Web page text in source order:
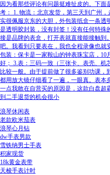
因为看那些评论有问题挺难扯皮的。下
考： 1. 物流：北京发货，第三天到广州
实很佩服京东的大胆，外包装纸盒一条
是透明胶封装，没有封签！没有任何特
接是品牌的表盒，打开表就直接能接触
吧。我看到只要表在，我也全程录像也就
包装：保卡是一家鞍山的钟表珠宝店，10
好； 3.表：三码一致（三张卡、表壳、机
比较一般。由于提前做了很多鉴别功课
都用放大镜仔细看了一遍，一眼真。表
一点我敢在自营买的原因是，这款白盘超
到二手退货的机会很小
浪琴休闲表
老款欧米茄表
浪琴心月钻
dw手表男款
雪铁纳男士手表
积家现货
18k黄金表带
天梭手表计时